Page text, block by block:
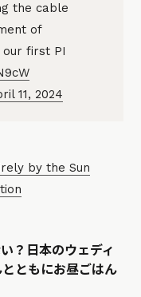
the cable
of
first PI
11, 2024
by the Sun
？日本のウェディ
ともにお昼ごはん